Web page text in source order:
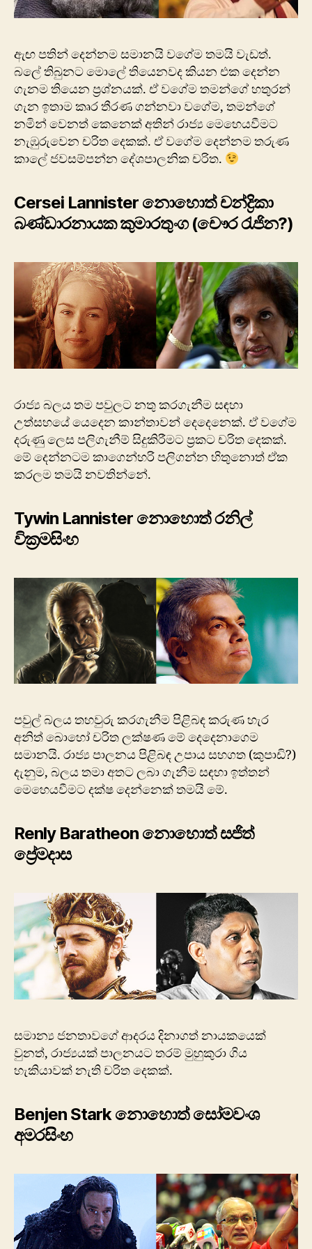
ඇඟ පතින් දෙන්නම සමානයි වගේම තමයි වැඩත්.
බලේ තිබුනට මොලේ තියෙනවද කියන එක දෙන්න
ගැනම තියෙන ප්‍රශ්නයක්. ඒ වගේම තමන්ගේ හතුරන්
ගැන ඉතාම කෘර තීරණ ගන්නවා වගේම, තමන්ගේ
නමින් වෙනත් කෙනෙක් අතින් රාජ්‍ය මෙහෙයවීමට
නැඹුරුවෙන චරිත දෙකක්. ඒ වගේම දෙන්නම තරුණ
කාලේ ජවසම්පන්න දේශපාලනික චරිත.
Cersei Lannister නොහොත් චන්ද්‍රිකා
බණ්ඩාරනායක කුමාරතුංග (චෞර රැජින?)
රාජ්‍ය බලය තම පවුලට නතු කරගැනීම සඳහා
උත්සහයේ යෙදෙන කාන්තාවන් දෙදෙනෙක්. ඒ වගේම
දරුණු ලෙස පලිගැනීම් සිදුකිරීමට ප්‍රකට චරිත දෙකක්.
මේ දෙන්නටම කාගෙන්හරි පලිගන්න හිතුනොත් ඒක
කරලම තමයි නවතින්නේ.
Tywin Lannister නොහොත් රනිල්
වික්‍රමසිංහ
පවුල් බලය තහවුරු කරගැනීම පිළිබඳ කරුණ හැර
අනිත් බොහෝ චරිත ලක්ෂණ මේ දෙදෙනාගෙම
සමානයි. රාජ්‍ය පාලනය පිළිබඳ උපාය සහගත (කුපාඩි?)
දැනුම, බලය තමා අතට ලබා ගැනීම සඳහා ඉත්තන්
මෙහෙයවීමට දක්ෂ දෙන්නෙක් තමයි මේ.
Renly Baratheon නොහොත් සජිත්
ප්‍රේමදාස
සමාන්‍ය ජනතාවගේ ආදරය දිනාගත් නායකයෙක්
වුනත්, රාජ්‍යයක් පාලනයට තරම් මුහුකුරා ගිය
හැකියාවක් නැති චරිත දෙකක්.
Benjen Stark නොහොත් සෝමවංශ
අමරසිංහ